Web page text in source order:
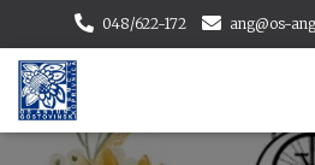
048/622-172 ang@os-